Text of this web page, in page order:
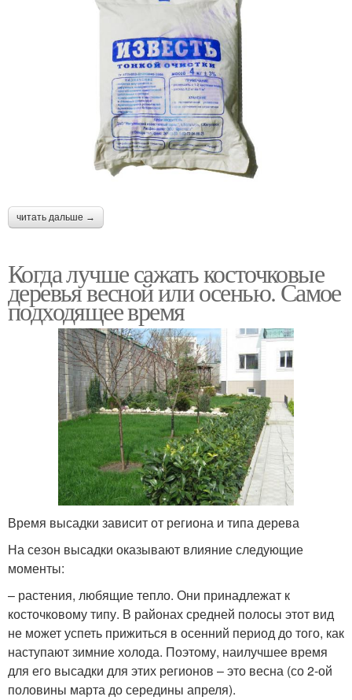
читать дальше →
Когда лучше сажать косточковые
деревья весной или осенью. Самое
подходящее время
Время высадки зависит от региона и типа дерева
На сезон высадки оказывают влияние следующие
моменты:
– растения, любящие тепло. Они принадлежат к
косточковому типу. В районах средней полосы этот вид
не может успеть прижиться в осенний период до того, как
наступают зимние холода. Поэтому, наилучшее время
для его высадки для этих регионов – это весна (со 2-ой
половины марта до середины апреля).